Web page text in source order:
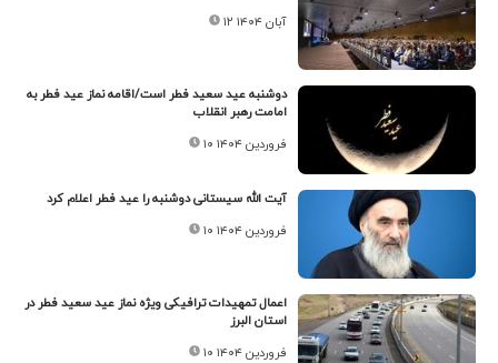
۱۲ آبان ۱۴۰۴
دوشنبه عید سعید فطر است/اقامه نماز عید فطر به
امامت رهبر انقلاب
۱۰ فروردین ۱۴۰۴
آیت الله سیستانی دوشنبه را عید فطر اعلام کرد
۱۰ فروردین ۱۴۰۴
اعمال ‎تمهیدات‎ ‎ترافیکی‎ ‎ویژه‎ ‎نماز عید سعید فطر در
استان البرز
۱۰ فروردین ۱۴۰۴